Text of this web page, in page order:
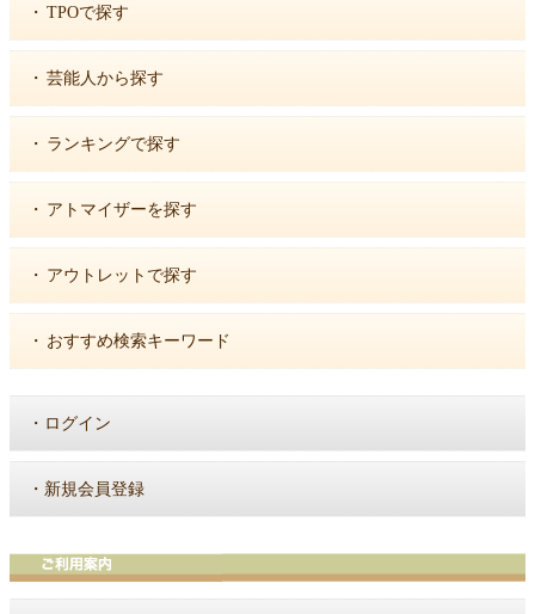
・ TPOで探す
・ 芸能人から探す
・ ランキングで探す
・ アトマイザーを探す
・ アウトレットで探す
・ おすすめ検索キーワード
・ ログイン
・ 新規会員登録